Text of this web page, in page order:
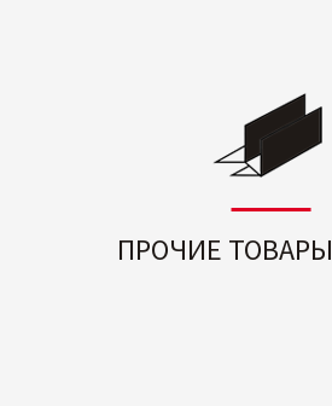
ПРОЧИЕ ТОВАРЫ